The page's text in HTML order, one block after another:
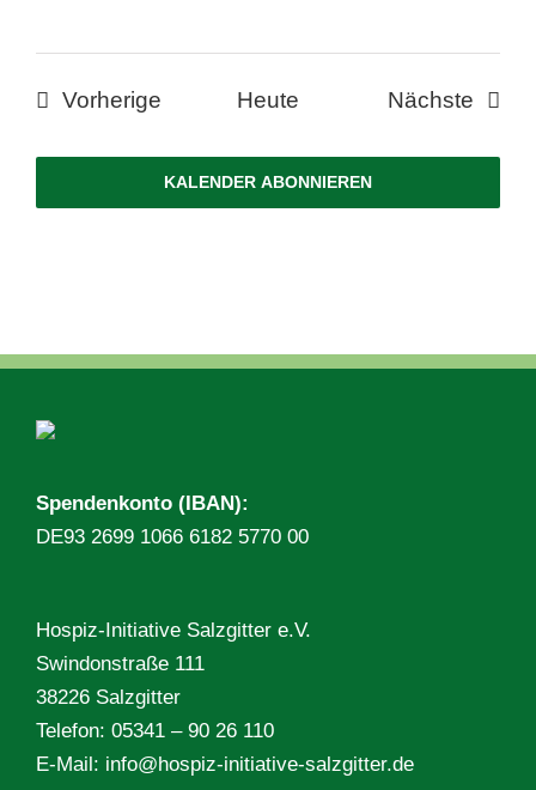
Vorherige Veranstaltungen
Heute Nächste
KALENDER ABONNIEREN
Spendenkonto (IBAN):
DE93 2699 1066 6182 5770 00
Hospiz-Initiative Salzgitter e.V.
Swindonstraße 111
38226 Salzgitter
Telefon: 05341 – 90 26 110
E-Mail: info@hospiz-initiative-salzgitter.de